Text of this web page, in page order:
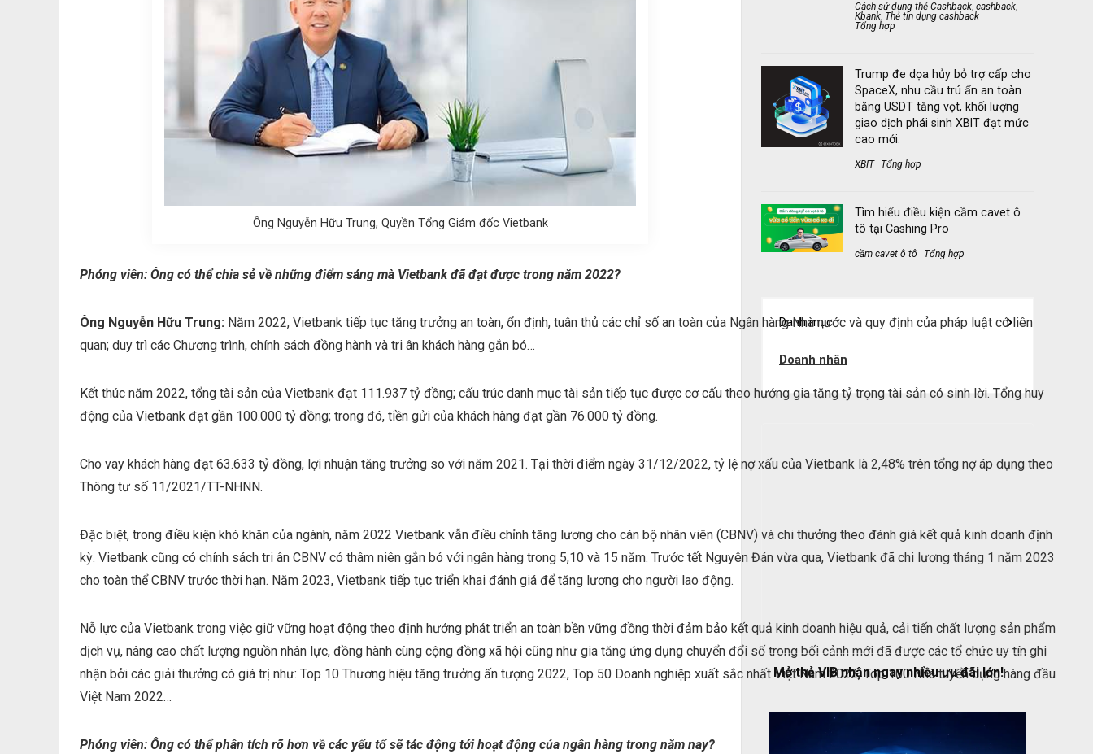
Ông Nguyễn Hữu Trung, Quyền Tổng Giám đốc Vietbank
Phóng viên: Ông có thể chia sẻ về những điểm sáng mà Vietbank đã đạt được trong năm 2022?
Ông Nguyễn Hữu Trung: Năm 2022, Vietbank tiếp tục tăng trưởng an toàn, ổn định, tuân thủ các chỉ số an toàn của Ngân hàng Nhà nước và quy định của pháp luật có liên
quan; duy trì các Chương trình, chính sách đồng hành và tri ân khách hàng gắn bó…
Kết thúc năm 2022, tổng tài sản của Vietbank đạt 111.937 tỷ đồng; cấu trúc danh mục tài sản tiếp tục được cơ cấu theo hướng gia tăng tỷ trọng tài sản có sinh lời. Tổng huy
động của Vietbank đạt gần 100.000 tỷ đồng; trong đó, tiền gửi của khách hàng đạt gần 76.000 tỷ đồng.
Cho vay khách hàng đạt 63.633 tỷ đồng, lợi nhuận tăng trưởng so với năm 2021. Tại thời điểm ngày 31/12/2022, tỷ lệ nợ xấu của Vietbank là 2,48% trên tổng nợ áp dụng theo
Thông tư số 11/2021/TT-NHNN.
Đặc biệt, trong điều kiện khó khăn của ngành, năm 2022 Vietbank vẫn điều chỉnh tăng lương cho cán bộ nhân viên (CBNV) và chi thưởng theo đánh giá kết quả kinh doanh định
kỳ. Vietbank cũng có chính sách tri ân CBNV có thâm niên gắn bó với ngân hàng trong 5,10 và 15 năm. Trước tết Nguyên Đán vừa qua, Vietbank đã chi lương tháng 1 năm 2023
cho toàn thể CBNV trước thời hạn. Năm 2023, Vietbank tiếp tục triển khai đánh giá để tăng lương cho người lao động.
Nỗ lực của Vietbank trong việc giữ vững hoạt động theo định hướng phát triển an toàn bền vững đồng thời đảm bảo kết quả kinh doanh hiệu quả, cải tiến chất lượng sản phẩm
dịch vụ, nâng cao chất lượng nguồn nhân lực, đồng hành cùng cộng đồng xã hội cũng như gia tăng ứng dụng chuyển đổi số trong bối cảnh mới đã được các tổ chức uy tín ghi
nhận bởi các giải thưởng có giá trị như: Top 10 Thương hiệu tăng trưởng ấn tượng 2022, Top 50 Doanh nghiệp xuất sắc nhất Việt Nam 2022, Top 100 Nhà tuyển dụng hàng đầu
Việt Nam 2022…
Phóng viên: Ông có thể phân tích rõ hơn về các yếu tố sẽ tác động tới hoạt động của ngân hàng trong năm nay?
Cách sử dụng thẻ Cashback, cashback,
Kbank, Thẻ tín dụng cashback
Tổng hợp
Trump đe dọa hủy bỏ trợ cấp cho
SpaceX, nhu cầu trú ẩn an toàn
bằng USDT tăng vọt, khối lượng
giao dịch phái sinh XBIT đạt mức
cao mới.
XBIT Tổng hợp
Tìm hiểu điều kiện cầm cavet ô
tô tại Cashing Pro
cầm cavet ô tô Tổng hợp
Danh mục
Doanh nhân
Mở thẻ VIB nhận ngay nhiều ưu đãi lớn!